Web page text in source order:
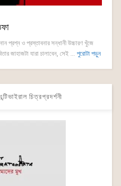
প্রশ্ন ও প্রস্তাবনার সন্ধানী উচ্চারণ খুঁজে
জাহাজটা যারা চালাবেন, সেই ... পুরোটা পড়ুন
চিত্রপ্রদর্শনী